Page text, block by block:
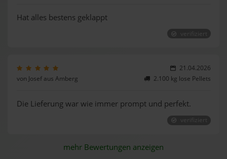
Hat alles bestens geklappt
verifiziert
21.04.2026
von Josef aus Amberg
2.100 kg lose Pellets
Die Lieferung war wie immer prompt und perfekt.
verifiziert
mehr Bewertungen anzeigen